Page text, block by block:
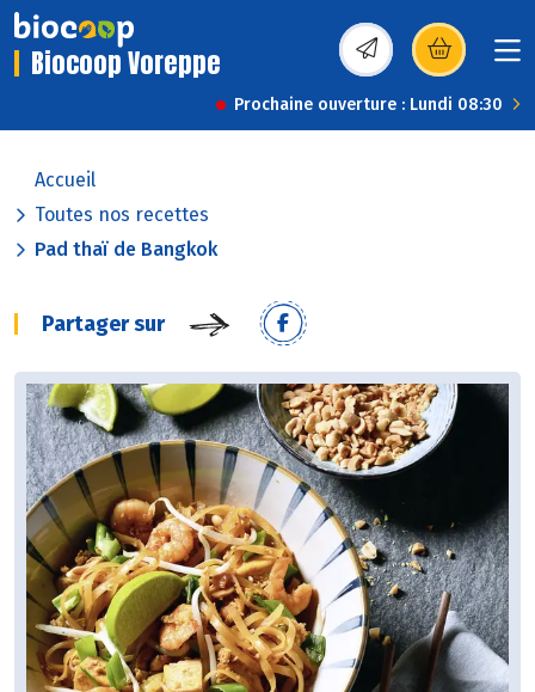
Biocoop Voreppe (s’ouvre dans une
Prochaine ouverture : Lundi 08:30
Accueil
Toutes nos recettes
Pad thaï de Bangkok
Partager sur